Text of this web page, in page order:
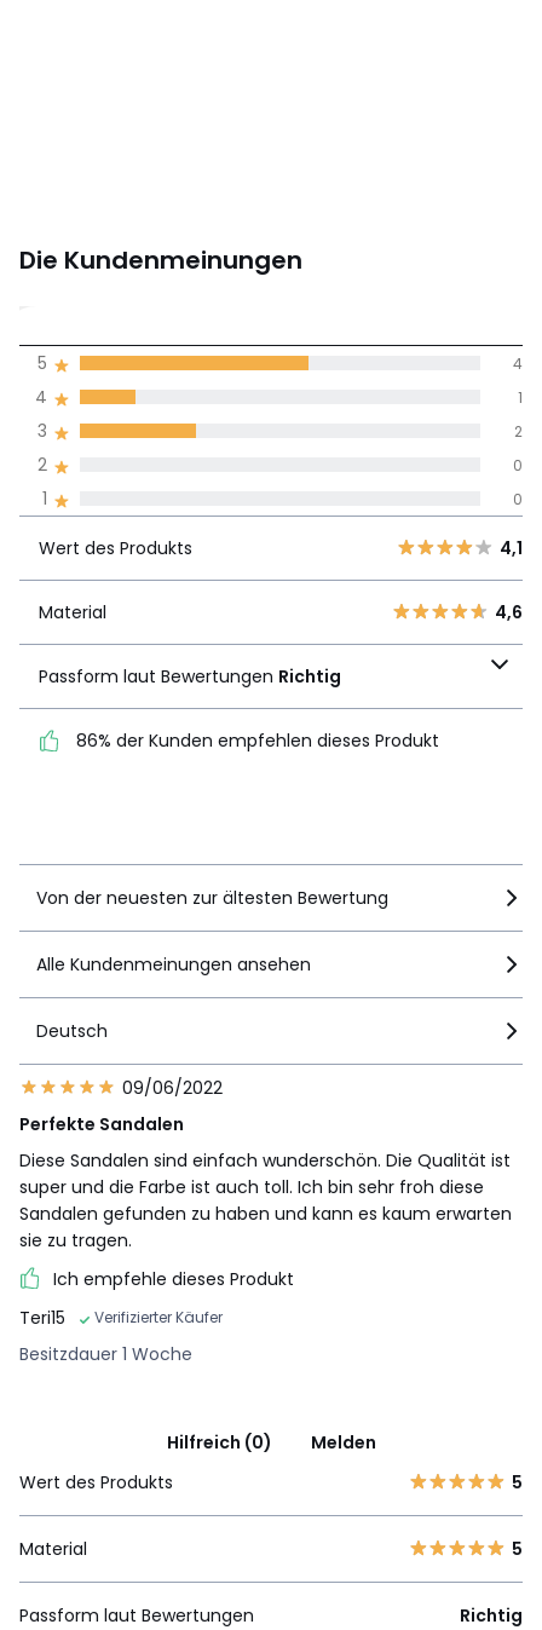
Die Kundenmeinungen
4,3
4
Wert des
4,6
Bewertungen
86% der Kunden
1 0
2 0
3 2
4 1
5 4
Wert des Produkts 4,1
Material 4,6
Passform laut Bewertungen Richtig
86% der Kunden empfehlen dieses Produkt
Von der neuesten zur ältesten Bewertung
Alle Kundenmeinungen ansehen
Deutsch
09/06/2022
Perfekte Sandalen
Diese Sandalen sind einfach wunderschön. Die Qualität ist
super und die Farbe ist auch toll. Ich bin sehr froh diese
Sandalen gefunden zu haben und kann es kaum erwarten
sie zu tragen.
Ich empfehle dieses Produkt
Teri15
Verifizierter Käufer
Besitzdauer 1 Woche
Hilfreich (0)
Melden
Wert des Produkts
5
Material 5
Passform laut Bewertungen Richtig